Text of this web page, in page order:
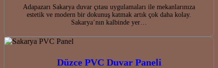
Adapazarı Sakarya duvar çıtası uygulamaları ile mekanlarınıza
estetik ve modern bir dokunuş katmak artık çok daha kolay.
Sakarya’nın kalbinde yer…
Düzce PVC Duvar Paneli